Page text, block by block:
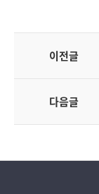
이전글
다음글